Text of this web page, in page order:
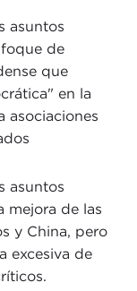
asuntos
de
que
en la
asociaciones
asuntos
mejora de las
y China, pero
excesiva de